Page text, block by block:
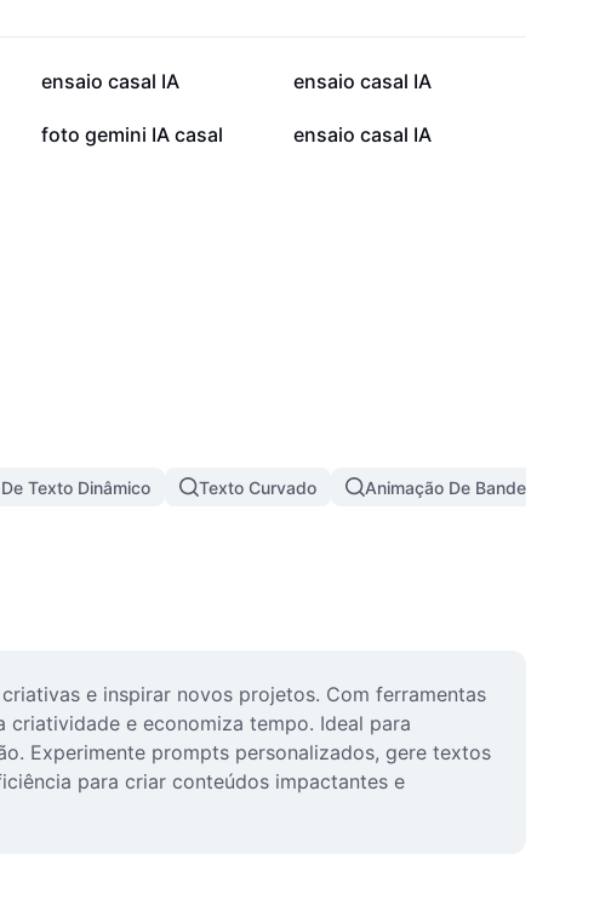
33,1 mil
ensaio casal IA 32,4 mil
ensaio casal IA
7,5 mil
foto gemini IA casal 6,8 mil
ensaio casal IA
Texto Dinâmico Texto Curvado Animação De Bandeira
e inspirar novos projetos. Com ferramentas
e economiza tempo. Ideal para
Experimente prompts personalizados, gere textos
para criar conteúdos impactantes e